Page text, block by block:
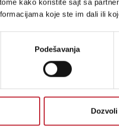
kako koristite sajt sa
koje ste im dali ili
Podešavanja